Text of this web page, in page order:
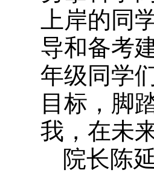
上岸的同
导和备考
年级同学
目标，脚
我，在未
院长陈